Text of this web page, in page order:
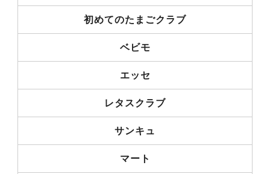
初めてのたまごクラブ
ベビモ
エッセ
レタスクラブ
サンキュ
マート